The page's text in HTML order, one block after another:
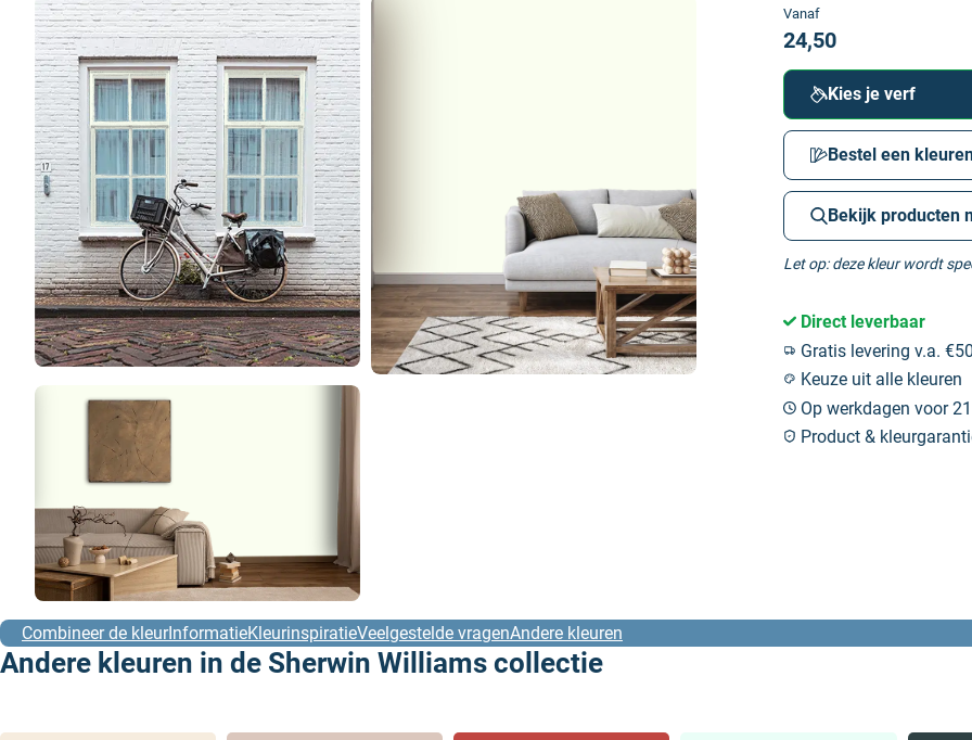
Vanaf
24,50
Kies je verf
Bestel een
Bekijk producten
Let op: deze kleur wordt
Direct leverbaar
Gratis levering v.a.
Keuze uit alle kleuren
Op werkdagen voor
Product &
Combineer de kleurInformatieKleurinspiratieVeelgestelde vragenAndere kleuren
Andere kleuren in de Sherwin Williams collectie